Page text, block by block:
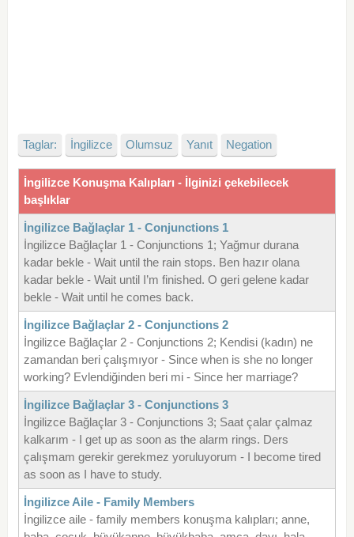
Taglar: İngilizce Olumsuz Yanıt Negation
İngilizce Konuşma Kalıpları - İlginizi çekebilecek
başlıklar
İngilizce Bağlaçlar 1 - Conjunctions 1
İngilizce Bağlaçlar 1 - Conjunctions 1; Yağmur durana
kadar bekle - Wait until the rain stops. Ben hazır olana
kadar bekle - Wait until I’m finished. O geri gelene kadar
bekle - Wait until he comes back.
İngilizce Bağlaçlar 2 - Conjunctions 2
İngilizce Bağlaçlar 2 - Conjunctions 2; Kendisi (kadın) ne
zamandan beri çalışmıyor - Since when is she no longer
working? Evlendiğinden beri mi - Since her marriage?
İngilizce Bağlaçlar 3 - Conjunctions 3
İngilizce Bağlaçlar 3 - Conjunctions 3; Saat çalar çalmaz
kalkarım - I get up as soon as the alarm rings. Ders
çalışmam gerekir gerekmez yoruluyorum - I become tired
as soon as I have to study.
İngilizce Aile - Family Members
İngilizce aile - family members konuşma kalıpları; anne,